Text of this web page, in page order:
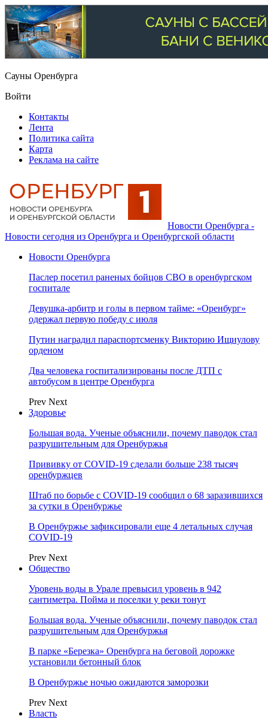
Сауны Оренбурга
Войти
Контакты
Лента
Политика сайта
Карта
Реклама на сайте
Новости Оренбурга -
Новости сегодня из Оренбурга и Оренбургской области
Новости Оренбурга
Паслер посетил раненых бойцов СВО в оренбургском
госпитале
Девушка-арбитр и голы в первом тайме: «Оренбург»
одержал первую победу с июля
Путин наградил параспортсменку Викторию Ищиулову
орденом
Два человека госпитализированы после ДТП с
автобусом в центре Оренбурга
Prev Next
Здоровье
Большая вода. Ученые объяснили, почему паводок стал
разрушительным для Оренбуржья
Прививку от COVID-19 сделали больше 238 тысяч
оренбуржцев
Штаб по борьбе с СOVID-19 сообщил о 68 заразившихся
за сутки в Оренбуржье
В Оренбуржье зафиксировали еще 4 летальных случая
COVID-19
Prev Next
Общество
Уровень воды в Урале превысил уровень в 942
сантиметра. Пойма и поселки у реки тонут
Большая вода. Ученые объяснили, почему паводок стал
разрушительным для Оренбуржья
В парке «Березка» Оренбурга на беговой дорожке
установили бетонный блок
В Оренбуржье ночью ожидаются заморозки
Prev Next
Власть